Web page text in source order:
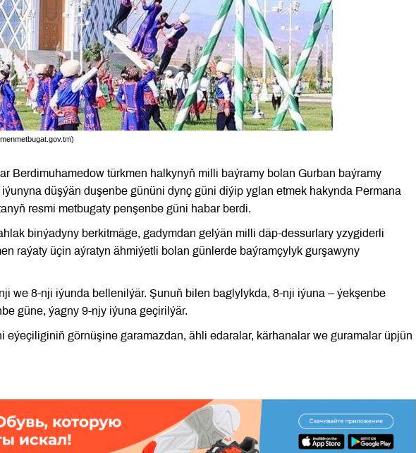
Berdimuhamedow türkmen halkynyň milli baýramy bolan Gurban baýramy
düşýän duşenbe gününi dynç güni diýip yglan etmek hakynda Permana
resmi metbugaty penşenbe güni habar berdi.
binýadyny berkitmäge, gadymdan gelýän milli däp-dessurlary yzygiderli
raýaty üçin aýratyn ähmiýetli bolan günlerde baýramçylyk gurşawyny
we 8-nji iýunda bellenilýär. Şunuň bilen baglylykda, 8-nji iýuna – ýekşenbe
güne, ýagny 9-njy iýuna geçirilýär.
eýeçiliginiň görnüşine garamazdan, ähli edaralar, kärhanalar we guramalar üpjün